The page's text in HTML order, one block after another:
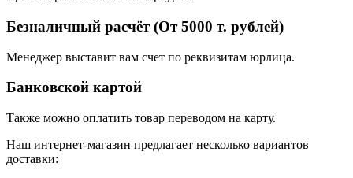
Безналичный расчёт (От 5000 т. рублей)
Менеджер выставит вам счет по реквизитам юрлица.
Банковской картой
Также можно оплатить товар переводом на карту.
Наш интернет-магазин предлагает несколько вариантов
доставки: